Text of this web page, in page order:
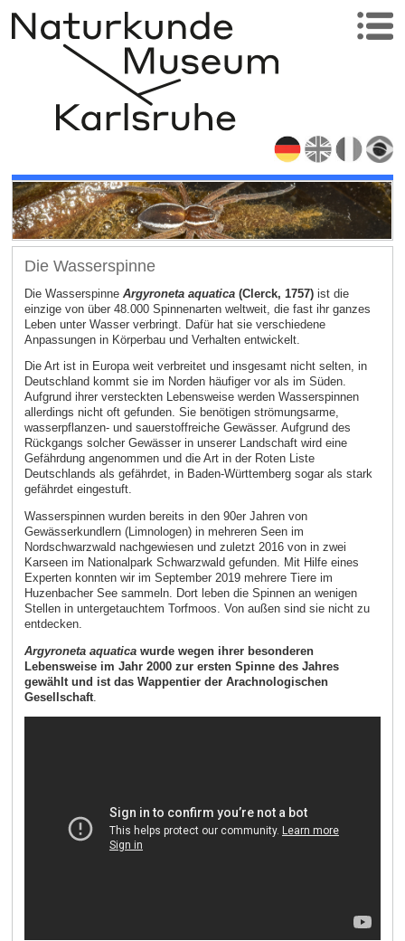
Die Wasserspinne
Die Wasserspinne Argyroneta aquatica(Clerck, 1757)ist die
einzige von über 48.000 Spinnenarten weltweit, die fast ihr ganzes
Leben unter Wasser verbringt. Dafür hat sie verschiedene
Anpassungen in Körperbau und Verhalten entwickelt.
Die Art ist in Europa weit verbreitet und insgesamt nicht selten, in
Deutschland kommt sie im Norden häufiger vor als im Süden.
Aufgrund ihrer versteckten Lebensweise werden Wasserspinnen
allerdings nicht oft gefunden. Sie benötigen strömungsarme,
wasserpflanzen- und sauerstoffreiche Gewässer. Aufgrund des
Rückgangs solcher Gewässer in unserer Landschaft wird eine
Gefährdung angenommen und die Art in der Roten Liste
Deutschlands als gefährdet, in Baden-Württemberg sogar als stark
gefährdet eingestuft.
Wasserspinnen wurden bereits in den 90er Jahren von
Gewässerkundlern (Limnologen) in mehreren Seen im
Nordschwarzwald nachgewiesen und zuletzt 2016 von in zwei
Karseen im Nationalpark Schwarzwald gefunden. Mit Hilfe eines
Experten konnten wir im September 2019 mehrere Tiere im
Huzenbacher See sammeln. Dort leben die Spinnen an wenigen
Stellen in untergetauchtem Torfmoos. Von außen sind sie nicht zu
entdecken.
Argyroneta aquaticawurde wegen ihrer besonderen
Lebensweise im Jahr 2000 zur ersten Spinne des Jahres
gewählt und ist das Wappentier der Arachnologischen
Gesellschaft.